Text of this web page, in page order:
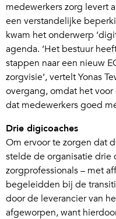
medewerkers zorg levert
een verstandelijke
kwam het onderwerp
agenda. ‘Het bestuur
stappen naar een nieuw
zorgvisie’, vertelt Yonas
overgang, omdat het
dat medewerkers goed
Drie digicoaches
Om ervoor te zorgen dat
stelde de organisatie drie
zorgprofessionals – met
begeleidden bij de
door de leverancier van
afgeworpen, want